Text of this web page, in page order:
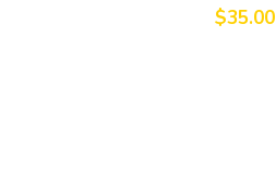
4.00out
of 5
$35.00